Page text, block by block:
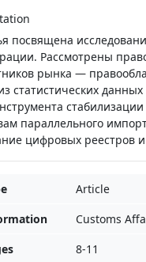
посвящена
Рассмотрены
рынка —
статистических
параллельного
цифровых реестров
Article
Customs
8-11